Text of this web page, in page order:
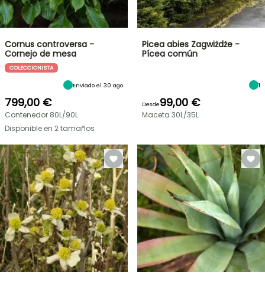
Cornus controversa -
Cornejo de mesa
COLECCIONISTA
Enviado el 30 ago
799,00 €
Contenedor 80L/90L
Disponible en 2 tamaños
Picea abies Zagwiżdże -
Pícea común
1
Desde99,00 €
Maceta 30L/35L